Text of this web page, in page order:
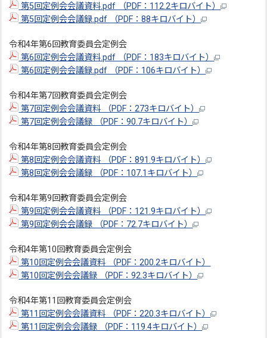
第5回定例会会議資料.pdf （PDF：112.2キロバイト）
第5回定例会会議録.pdf （PDF：88キロバイト）
令和4年第6回教育委員会定例会
第6回定例会会議資料.pdf （PDF：183キロバイト）
第6回定例会会議録.pdf （PDF：106キロバイト）
令和4年第7回教育委員会定例会
第7回定例会会議資料 （PDF：273キロバイト）
第7回定例会会議録 （PDF：90.7キロバイト）
令和4年第8回教育委員会定例会
第8回定例会会議資料 （PDF：891.9キロバイト）
第8回定例会会議録 （PDF：107.1キロバイト）
令和4年第9回教育委員会定例会
第9回定例会会議資料 （PDF：121.9キロバイト）
第9回定例会会議録 （PDF：72.7キロバイト）
令和4年第10回教育委員会定例会
第10回定例会会議資料 （PDF：200.2キロバイト）
第10回定例会会議録 （PDF：92.3キロバイト）
令和4年第11回教育委員会定例会
第11回定例会会議資料 （PDF：220.3キロバイト）
第11回定例会会議録 （PDF：119.4キロバイト）